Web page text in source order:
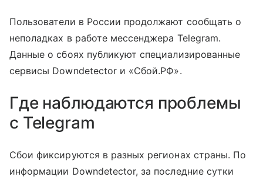
Пользователи в России продолжают сообщать о
неполадках в работе мессенджера Telegram.
Данные о сбоях публикуют специализированные
сервисы Downdetector и «Сбой.РФ».
Где наблюдаются проблемы
с Telegram
Сбои фиксируются в разных регионах страны. По
информации Downdetector, за последние сутки